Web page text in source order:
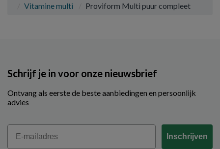
Vitamine multi
Proviform Multi puur compleet
Schrijf je in voor onze nieuwsbrief
Ontvang als eerste de beste aanbiedingen en persoonlijk
advies
Email
Inschrijven